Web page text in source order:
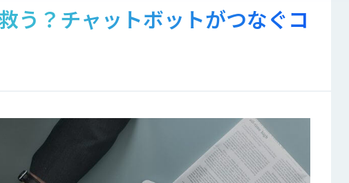
う？チャットボットがつなぐコ